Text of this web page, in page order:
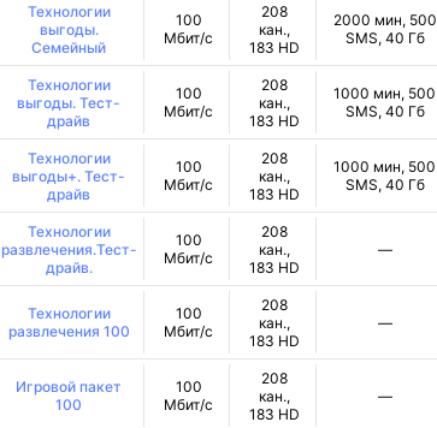
Технологии
выгоды.
Семейный
100
Мбит/с
208
кан.,
183 HD
2000 мин, 500
SMS, 40 Гб
Технологии
выгоды. Тест-
драйв
100
Мбит/с
208
кан.,
183 HD
1000 мин, 500
SMS, 40 Гб
Технологии
выгоды+. Тест-
драйв
100
Мбит/с
208
кан.,
183 HD
1000 мин, 500
SMS, 40 Гб
Технологии
развлечения.Тест-
драйв.
100
Мбит/с
208
кан.,
183 HD
—
Технологии
развлечения 100
100
Мбит/с
208
кан.,
183 HD
—
Игровой пакет
100
100
Мбит/с
208
кан.,
183 HD
—